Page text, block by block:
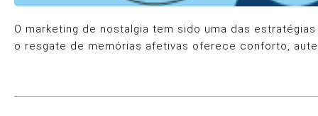
O marketing de nostalgia tem sido uma das
o resgate de memórias afetivas oferece conforto,